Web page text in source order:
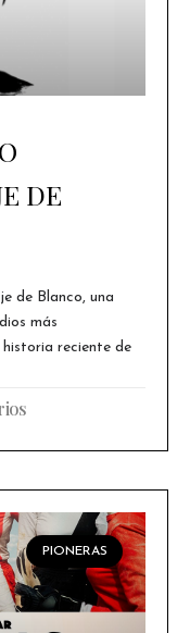
DE
de Blanco, una
más
reciente de
PIONERAS